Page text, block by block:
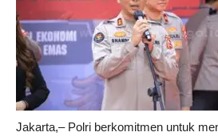
Jakarta,– Polri berkomitmen untuk